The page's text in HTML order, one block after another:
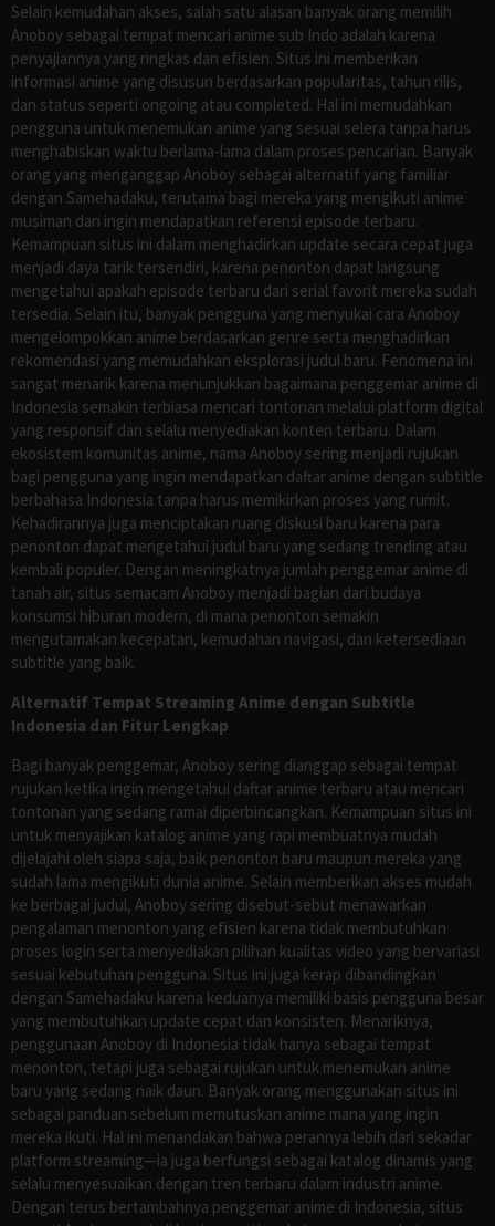
Selain kemudahan akses, salah satu alasan banyak orang memilih
Anoboy sebagai tempat mencari anime sub Indo adalah karena
penyajiannya yang ringkas dan efisien. Situs ini memberikan
informasi anime yang disusun berdasarkan popularitas, tahun rilis,
dan status seperti ongoing atau completed. Hal ini memudahkan
pengguna untuk menemukan anime yang sesuai selera tanpa harus
menghabiskan waktu berlama-lama dalam proses pencarian. Banyak
orang yang menganggap Anoboy sebagai alternatif yang familiar
dengan Samehadaku, terutama bagi mereka yang mengikuti anime
musiman dan ingin mendapatkan referensi episode terbaru.
Kemampuan situs ini dalam menghadirkan update secara cepat juga
menjadi daya tarik tersendiri, karena penonton dapat langsung
mengetahui apakah episode terbaru dari serial favorit mereka sudah
tersedia. Selain itu, banyak pengguna yang menyukai cara Anoboy
mengelompokkan anime berdasarkan genre serta menghadirkan
rekomendasi yang memudahkan eksplorasi judul baru. Fenomena ini
sangat menarik karena menunjukkan bagaimana penggemar anime di
Indonesia semakin terbiasa mencari tontonan melalui platform digital
yang responsif dan selalu menyediakan konten terbaru. Dalam
ekosistem komunitas anime, nama Anoboy sering menjadi rujukan
bagi pengguna yang ingin mendapatkan daftar anime dengan subtitle
berbahasa Indonesia tanpa harus memikirkan proses yang rumit.
Kehadirannya juga menciptakan ruang diskusi baru karena para
penonton dapat mengetahui judul baru yang sedang trending atau
kembali populer. Dengan meningkatnya jumlah penggemar anime di
tanah air, situs semacam Anoboy menjadi bagian dari budaya
konsumsi hiburan modern, di mana penonton semakin
mengutamakan kecepatan, kemudahan navigasi, dan ketersediaan
subtitle yang baik.
Alternatif Tempat Streaming Anime dengan Subtitle
Indonesia dan Fitur Lengkap
Bagi banyak penggemar, Anoboy sering dianggap sebagai tempat
rujukan ketika ingin mengetahui daftar anime terbaru atau mencari
tontonan yang sedang ramai diperbincangkan. Kemampuan situs ini
untuk menyajikan katalog anime yang rapi membuatnya mudah
dijelajahi oleh siapa saja, baik penonton baru maupun mereka yang
sudah lama mengikuti dunia anime. Selain memberikan akses mudah
ke berbagai judul, Anoboy sering disebut-sebut menawarkan
pengalaman menonton yang efisien karena tidak membutuhkan
proses login serta menyediakan pilihan kualitas video yang bervariasi
sesuai kebutuhan pengguna. Situs ini juga kerap dibandingkan
dengan Samehadaku karena keduanya memiliki basis pengguna besar
yang membutuhkan update cepat dan konsisten. Menariknya,
penggunaan Anoboy di Indonesia tidak hanya sebagai tempat
menonton, tetapi juga sebagai rujukan untuk menemukan anime
baru yang sedang naik daun. Banyak orang menggunakan situs ini
sebagai panduan sebelum memutuskan anime mana yang ingin
mereka ikuti. Hal ini menandakan bahwa perannya lebih dari sekadar
platform streaming—ia juga berfungsi sebagai katalog dinamis yang
selalu menyesuaikan dengan tren terbaru dalam industri anime.
Dengan terus bertambahnya penggemar anime di Indonesia, situs